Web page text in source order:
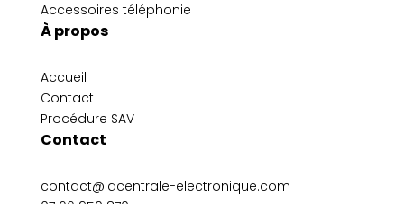
Accessoires téléphonie
À propos
Accueil
Contact
Procédure SAV
Contact
contact@lacentrale-electronique.com